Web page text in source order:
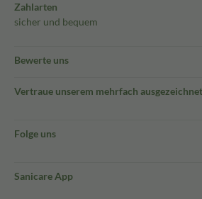
Zahlarten
sicher und bequem
Bewerte uns
Vertraue unserem mehrfach
Folge uns
Sanicare App